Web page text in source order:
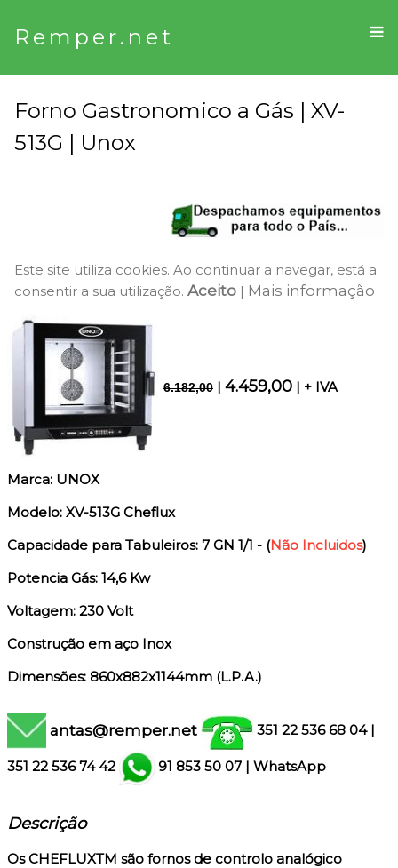
Remper.net
Forno Gastronomico a Gás | XV-
513G | Unox
Este site utiliza cookies. Ao continuar a navegar, está a
consentir a sua utilização. Aceito | Mais informação
6.182,00 | 4.459,00 | + IVA
Marca: UNOX
Modelo: XV-513G Cheflux
Capacidade para Tabuleiros: 7 GN 1/1 - (Não Incluidos)
Potencia Gás: 14,6 Kw
Voltagem: 230 Volt
Construção em aço Inox
Dimensões: 860x882x1144mm (L.P.A.)
antas@remper.net 351 22 536 68 04 |
351 22 536 74 42 91 853 50 07 | WhatsApp
Descrição
Os CHEFLUXTM são fornos de controlo analógico